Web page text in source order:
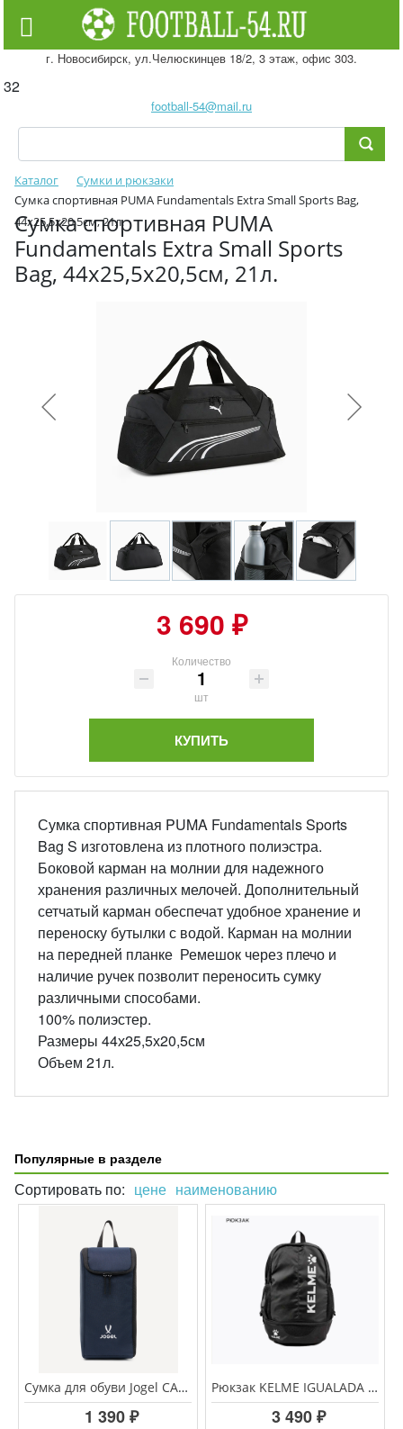
г. Новосибирск, ул.Челюскинцев 18/2, 3 этаж, офис 303.
32
football-54@mail.ru
Каталог
Сумки и рюкзаки
Сумка спортивная PUMA Fundamentals Extra Small Sports Bag,
44х25,5х20,5см, 21л.
Сумка спортивная PUMA
Fundamentals Extra Small Sports
Bag, 44х25,5х20,5см, 21л.
3 690 ₽
Количество
шт
КУПИТЬ
Сумка спортивная PUMA Fundamentals Sports
Bag S изготовлена из плотного полиэстра.
Боковой карман на молнии для надежного
хранения различных мелочей. Дополнительный
сетчатый карман обеспечат удобное хранение и
переноску бутылки с водой. Карман на молнии
на передней планке Ремешок через плечо и
наличие ручек позволит переносить сумку
различными способами.
100% полиэстер.
Размеры 44х25,5х20,5см
Объем 21л.
Популярные в разделе
Сортировать по: цене наименованию
Сумка для обуви Jogel CAMP Basic Shoebag 2, темно-синий
1 390 ₽
Рюкзак KELME IGUALADA 32х17х45,6 9893020.003
3 490 ₽